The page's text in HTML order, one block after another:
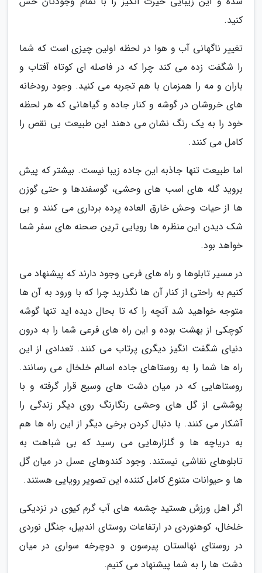
کنید.
تغییر ناگهانی آب و هوا در لحظه اولین چیزی است که شما
را شگفت زده می کند چرا که در فاصله ای کوتاه آفتاب و
باران و مه را همزمان با هم تجربه می کنید. وجود رودخانه
های خروشان در گوشه و کنار جاده و گیاهانی که هر لحظه
خود را به یک رنگ نشان می دهند این طبیعت بی نقص را
کامل می کنند.
اما طبیعت تنها جاذبه این جاده زیبا نیست. بیشتر که پیش
بروید گله های اسب های وحشی، گوسفندها و حتی گوزن
ها از حیات وحش خارق العاده پرده برداری می کنند و بی
شک دیدن این منظره ها رویایی ترین صحنه های سفر شما
خواهد بود.
در مسیر تابلوها و راه های فرعی وجود دارند که پیشنهاد می
کنیم به راحتی از کنار آن ها نگذرید چرا که با ورود به آن ها
متوجه خواهید شد آنچه را که تا بحال دیده اید تنها گوشه
کوچکی از بهشت بوده و این راه های فرعی شما را به درون
دنیای شگفت انگیز دیگری پرتاب می کنند. تعدادی از این
راه ها شما را به روستاهای جاده اسالم خلخال می رسانند.
روستاهایی که در میان دشت های وسیع قرار گرفته و با
پوششی از گل های وحشی رنگارنگ روی دیگر زندگی را
آشکار می کنند. با دنبال کردن برخی دیگر از این راه ها هم
به دریاچه ها و گلزارهایی می رسید که بی شباهت به
تابلوهای نقاشی نیستند. وجود کندوهای عسل در میان گل
ها و حیوانات متنوع کامل کننده این تصویر رویایی هستند.
اگر اهل ورزش هستید چشمه های آب گرم کیوی در نزدیکی
خلخال، کوهنوردی در ارتفاعات روستای اندبیل، جنگل نوردی
در روستای نهالستان پیرسون و دوچرخه سواری در میان
دشت ها را به شما پیشنهاد می کنیم.